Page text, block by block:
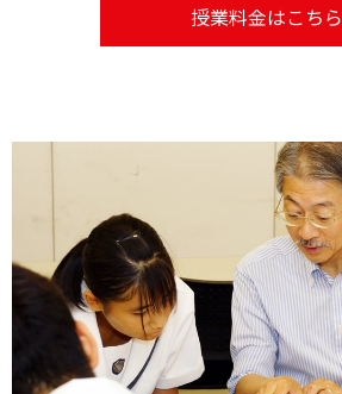
授業料金はこちら